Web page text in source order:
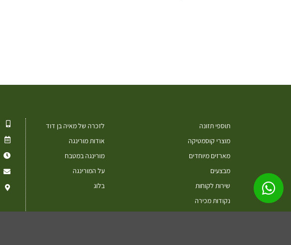
תוספי תזונה
מוצרי קוסמטיקה
מארזים מיוחדים
מבצעים
שירות לקוחות
נקודות מכירה
לזכרה של מאיה בן דוד
אודות מורינגה
מורינגה במטבח
על המורינגה
בלוג